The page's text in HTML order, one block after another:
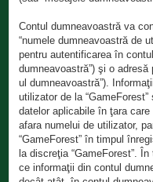
Contul dumneavoastră va
“numele dumneavoastră de
pentru autentificarea în
dumneavoastră”) şi o
ul dumneavoastră”).
utilizator de la
datelor aplicabile în ţara
afara numelui de utilizator,
“GameForest” în timpul
la discreţia “GameForest”.
ce informaţii din contul